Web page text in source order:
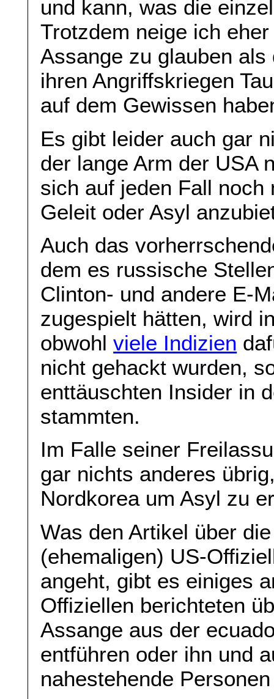
und kann, was die
Trotzdem neige ich
Assange zu glauben
ihren Angriffskriegen
auf dem Gewissen
Es gibt leider auch gar
der lange Arm der USA
sich auf jeden Fall
Geleit oder Asyl
Auch das
dem es russische
Clinton- und andere E-
zugespielt hätten, wird
obwohlviele Indizien
nicht gehackt wurden,
enttäuschten Insider in
stammten.
Im Falle seiner
gar nichts anderes
Nordkorea um Asyl zu
Was den Artikel über
(ehemaligen) US-
angeht, gibt es einiges
Offiziellen berichteten
Assange aus der
entführen oder ihn und
nahestehende